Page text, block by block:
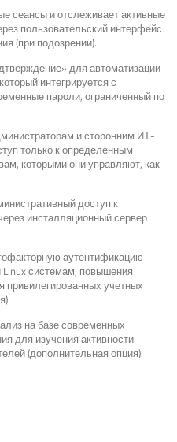
сеансы и отслеживает активные
пользовательский интерфейс
(при подозрении).
для автоматизации
интегрируется с
пароли, ограниченный по
и сторонним ИТ-
только к определенным
которыми они управляют, как
доступ к
инсталляционный сервер
аутентификацию
Linux системам, повышения
привилегированных учетных
на базе современных
для изучения активности
(дополнительная опция).